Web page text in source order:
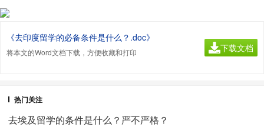
《去印度留学的必备条件是什么？.doc》
将本文的Word文档下载，方便收藏和打印 下载文档
热门关注
去埃及留学的条件是什么？严不严格？